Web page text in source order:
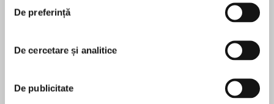
De preferință
De cercetare și analitice
De publicitate
murders that terrifies all of Miami. The
investigator is Jimmy Paz, a Cuban-American
police detective. There are witnesses, but they
can recall almost nothing of the events, as
spell has been cast on each of them. Equally
bizarre is the string of clues Paz uncovers: a
pentru această carte
New York Times bestselling author Michael
Gruber is the author of five acclaimed novels. He
lives in Seattle.